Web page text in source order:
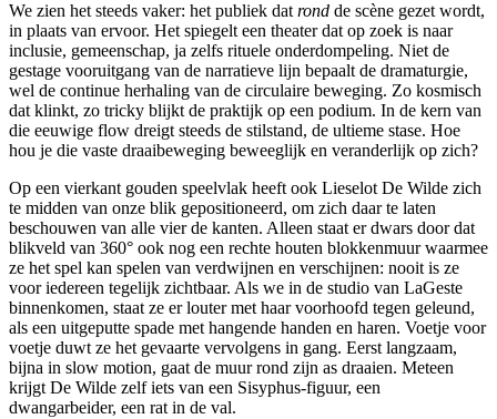
We zien het steeds vaker: het publiek dat rond de scène gezet wordt,
in plaats van ervoor. Het spiegelt een theater dat op zoek is naar
inclusie, gemeenschap, ja zelfs rituele onderdompeling. Niet de
gestage vooruitgang van de narratieve lijn bepaalt de dramaturgie,
wel de continue herhaling van de circulaire beweging. Zo kosmisch
dat klinkt, zo tricky blijkt de praktijk op een podium. In de kern van
die eeuwige flow dreigt steeds de stilstand, de ultieme stase. Hoe
hou je die vaste draaibeweging beweeglijk en veranderlijk op zich?
Op een vierkant gouden speelvlak heeft ook Lieselot De Wilde zich
te midden van onze blik gepositioneerd, om zich daar te laten
beschouwen van alle vier de kanten. Alleen staat er dwars door dat
blikveld van 360° ook nog een rechte houten blokkenmuur waarmee
ze het spel kan spelen van verdwijnen en verschijnen: nooit is ze
voor iedereen tegelijk zichtbaar. Als we in de studio van LaGeste
binnenkomen, staat ze er louter met haar voorhoofd tegen geleund,
als een uitgeputte spade met hangende handen en haren. Voetje voor
voetje duwt ze het gevaarte vervolgens in gang. Eerst langzaam,
bijna in slow motion, gaat de muur rond zijn as draaien. Meteen
krijgt De Wilde zelf iets van een Sisyphus-figuur, een
dwangarbeider, een rat in de val.